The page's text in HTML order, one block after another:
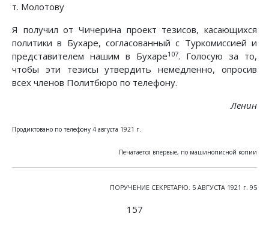
т. Молотову
Я получил от Чичерина проект тезисов, касающихся
политики в Бухаре, согласованный с Туркомиссией и
представителем нашим в Бухаре107. Голосую за то,
чтобы эти тезисы утвердить немедленно, опросив
всех членов Политбюро по телефону.
Ленин
Продиктовано по телефону 4 августа 1921 г.
Печатается впервые, по машинописной копии
ПОРУЧЕНИЕ СЕКРЕТАРЮ. 5 АВГУСТА 1921 г. 95
157